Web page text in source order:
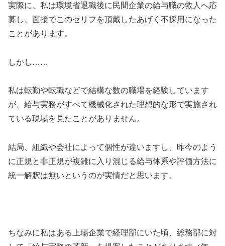
実際に、私は環境省退職後に民間企業の給与職の救人へ応
募し、面接でこのセリフを頂戴したあげく不採用になった
ことがあります。
しかし……
私は転勤や転職などで結構な数の職場を経験しています
が、給与実務がすべて機械化された理想的な形で実施され
ている現場を見たことがありません。
結局、組織や会社によって個性が違いますし、昨今のよう
に正規と非正規が複雑に入り混じる給与体系や評価方法に
統一解釈は無いというのが実情だと思います。
ちなみに私はある上場企業で経理部にいた頃、総務部に対